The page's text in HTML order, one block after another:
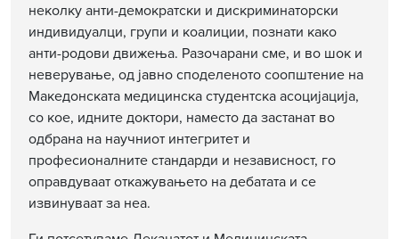
неколку анти-демократски и дискриминаторски
индивидуалци, групи и коалиции, познати како
анти-родови движења. Разочарани сме, и во шок и
неверување, од јавно споделеното соопштение на
Македонската медицинска студентска асоцијација,
со кое, идните доктори, наместо да застанат во
одбрана на научниот интегритет и
професионалните стандарди и независност, го
оправдуваат откажувањето на дебатата и се
извинуваат за неа.